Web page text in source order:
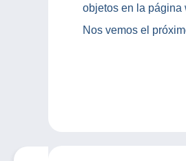
objetos en la página
Nos vemos el